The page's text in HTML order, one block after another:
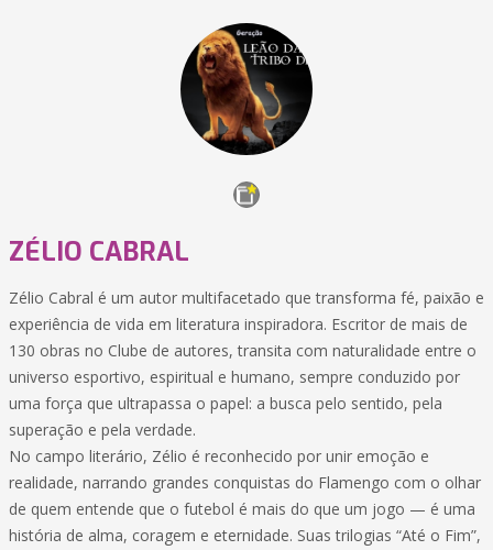
ZÉLIO CABRAL
Zélio Cabral é um autor multifacetado que transforma fé, paixão e
experiência de vida em literatura inspiradora. Escritor de mais de
130 obras no Clube de autores, transita com naturalidade entre o
universo esportivo, espiritual e humano, sempre conduzido por
uma força que ultrapassa o papel: a busca pelo sentido, pela
superação e pela verdade.
No campo literário, Zélio é reconhecido por unir emoção e
realidade, narrando grandes conquistas do Flamengo com o olhar
de quem entende que o futebol é mais do que um jogo — é uma
história de alma, coragem e eternidade. Suas trilogias “Até o Fim”,